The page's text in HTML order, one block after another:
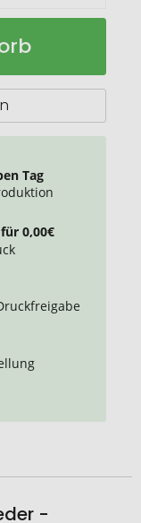
Tag
0,00€
-